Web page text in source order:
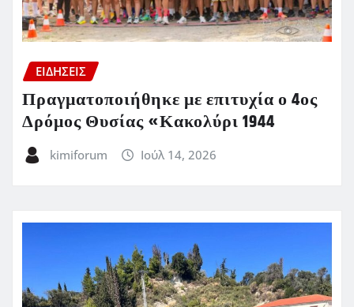
ΕΙΔΗΣΕΙΣ
Πραγματοποιήθηκε με επιτυχία ο 4ος
Δρόμος Θυσίας «Κακολύρι 1944
kimiforum Ιούλ 14, 2026